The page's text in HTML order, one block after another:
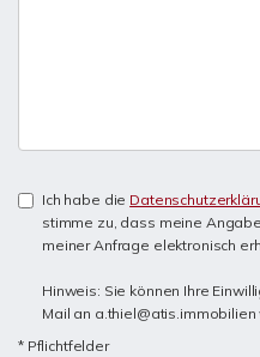
Ich habe die
stimme zu, dass meine
meiner Anfrage elektronisch
Hinweis: Sie können Ihre
Mail an a.thiel@atis.immobilien
* Pflichtfelder